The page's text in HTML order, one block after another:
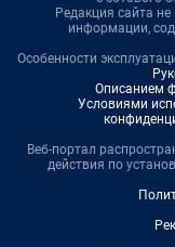
Редакция сайта не
информации,
Особенности
Описанием
Условиями
Веб-портал
действия по